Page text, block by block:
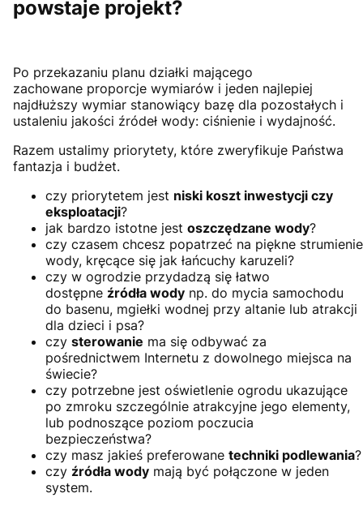
powstaje projekt?
Po przekazaniu planu działki mającego
zachowane proporcje wymiarów i jeden najlepiej
najdłuższy wymiar stanowiący bazę dla pozostałych i
ustaleniu jakości źródeł wody: ciśnienie i wydajność.
Razem ustalimy priorytety, które zweryfikuje Państwa
fantazja i budżet.
czy priorytetem jest niski koszt inwestycji czy
eksploatacji?
jak bardzo istotne jest oszczędzane wody?
czy czasem chcesz popatrzeć na piękne strumienie
wody, kręcące się jak łańcuchy karuzeli?
czy w ogrodzie przydadzą się łatwo
dostępne źródła wody np. do mycia samochodu
do basenu, mgiełki wodnej przy altanie lub atrakcji
dla dzieci i psa?
czy sterowanie ma się odbywać za
pośrednictwem Internetu z dowolnego miejsca na
świecie?
czy potrzebne jest oświetlenie ogrodu ukazujące
po zmroku szczególnie atrakcyjne jego elementy,
lub podnoszące poziom poczucia
bezpieczeństwa?
czy masz jakieś preferowane techniki podlewania?
czy źródła wody mają być połączone w jeden
system.